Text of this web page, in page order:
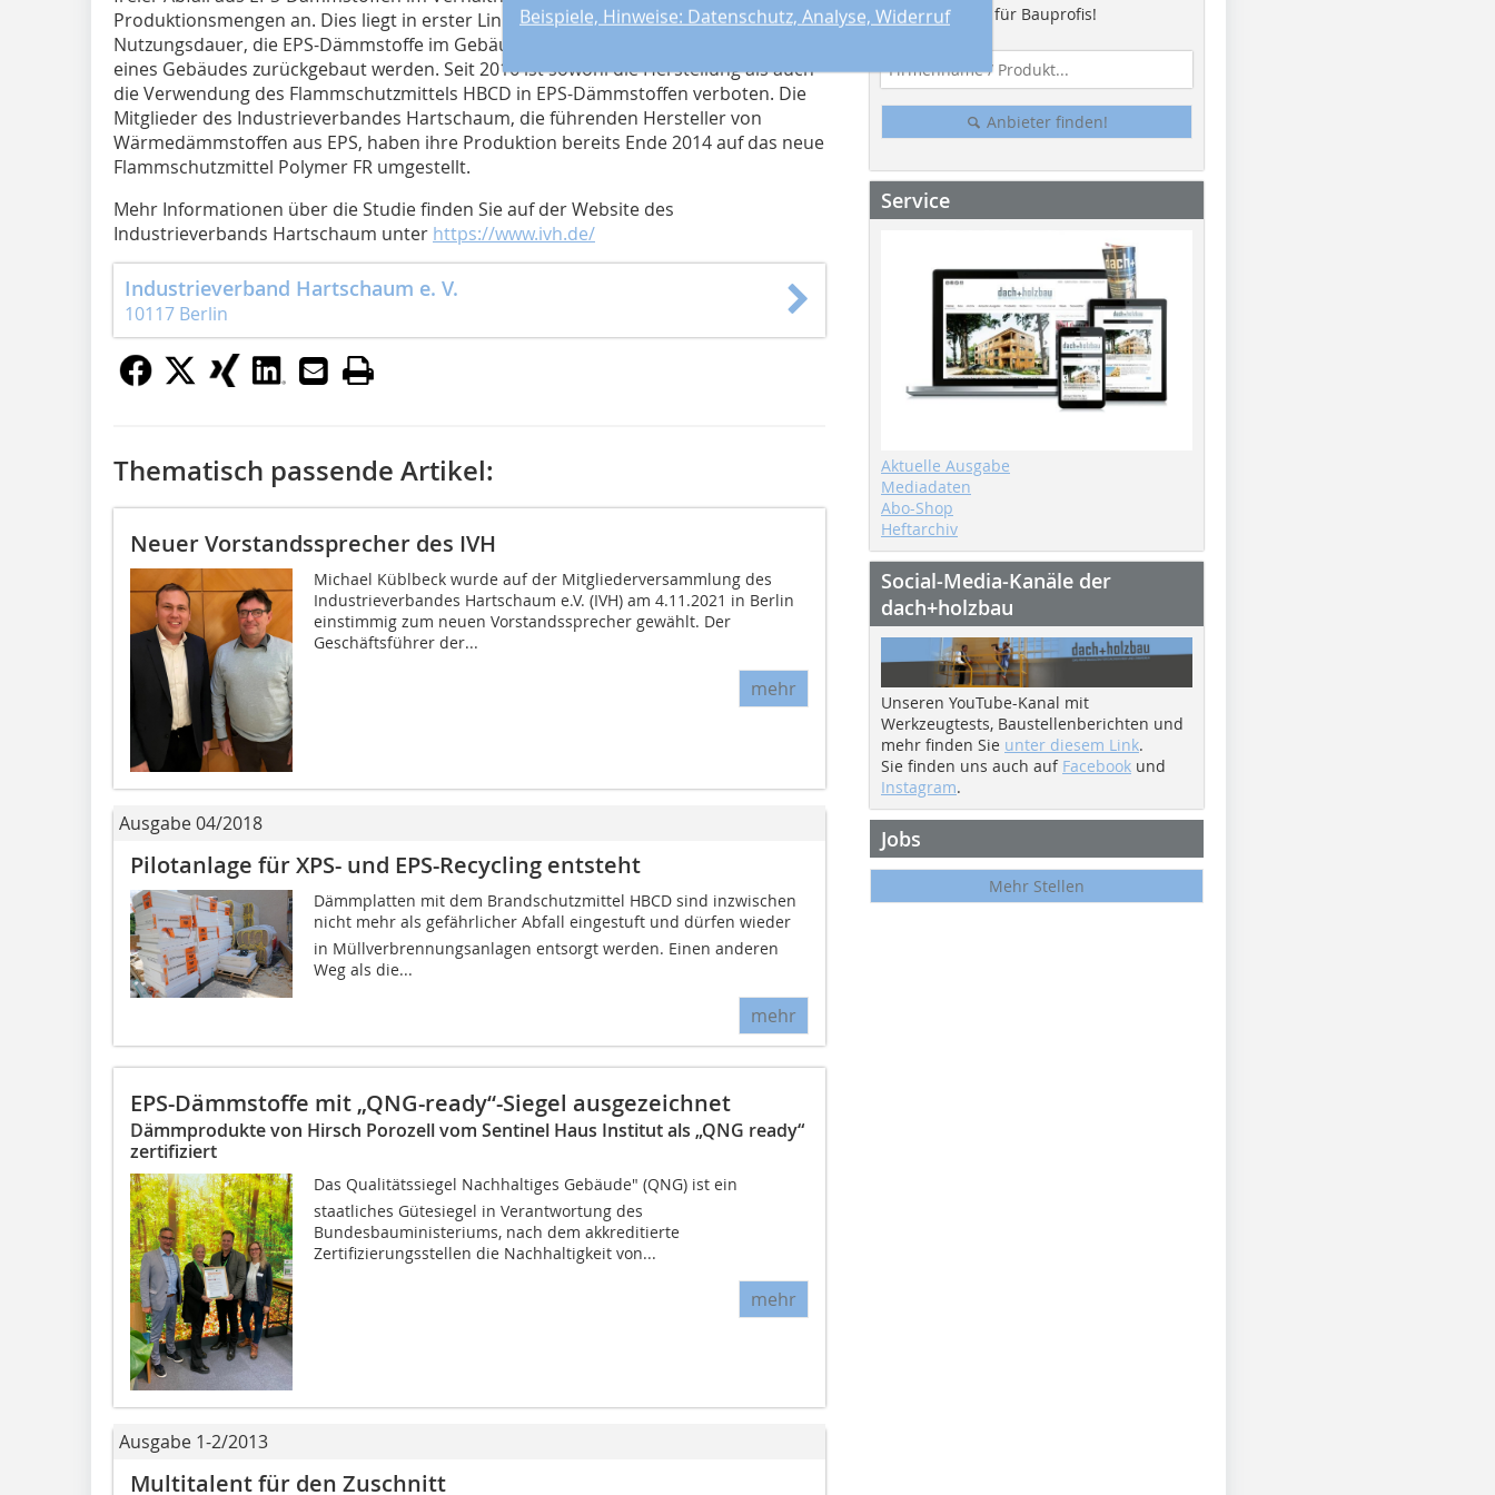
Produktionsmengen an. Dies liegt in erster Linie an der nachgewiesenen hohen
Nutzungsdauer, die EPS-Dämmstoffe im Gebäude erreichen, bevor sie beim Abriss
eines Gebäudes zurückgebaut werden. Seit 2016 ist sowohl die Herstellung als auch
die Verwendung des Flammschutzmittels HBCD in EPS-Dämmstoffen verboten. Die
Mitglieder des Industrieverbandes Hartschaum, die führenden Hersteller von
Wärmedämmstoffen aus EPS, haben ihre Produktion bereits Ende 2014 auf das neue
Flammschutzmittel Polymer FR umgestellt.
Mehr Informationen über die Studie finden Sie auf der Website des
Industrieverbands Hartschaum unter https://www.ivh.de/
Industrieverband Hartschaum e. V.
10117 Berlin
Beispiele, Hinweise: Datenschutz, Analyse, Widerruf
Thematisch passende Artikel:
Neuer Vorstandssprecher des IVH
Michael Küblbeck wurde auf der Mitgliederversammlung des
Industrieverbandes Hartschaum e.V. (IVH) am 4.11.2021 in Berlin
einstimmig zum neuen Vorstandssprecher gewählt. Der
Geschäftsführer der...
mehr
Ausgabe 04/2018
Pilotanlage für XPS- und EPS-Recycling entsteht
Dämmplatten mit dem Brandschutzmittel HBCD sind inzwischen
nicht mehr als gefährlicher Abfall eingestuft und dürfen wieder
in Müllverbrennungsanlagen entsorgt werden. Einen anderen
Weg als die...
mehr
EPS-Dämmstoffe mit „QNG-ready“-Siegel ausgezeichnet
Dämmprodukte von Hirsch Porozell vom Sentinel Haus Institut als „QNG ready“
zertifiziert
Das Qualitätssiegel Nachhaltiges Gebäude" (QNG) ist ein
staatliches Gütesiegel in Verantwortung des
Bundesbauministeriums, nach dem akkreditierte
Zertifizierungsstellen die Nachhaltigkeit von...
mehr
Ausgabe 1-2/2013
Multitalent für den Zuschnitt
Suchmaschine für Bauprofis!
Anbieter finden!
Service
Aktuelle Ausgabe
Mediadaten
Abo-Shop
Heftarchiv
Social-Media-Kanäle der
dach+holzbau
Unseren YouTube-Kanal mit
Werkzeugtests, Baustellenberichten und
mehr finden Sie unter diesem Link.
Sie finden uns auch auf Facebook und
Instagram.
Jobs
Mehr Stellen